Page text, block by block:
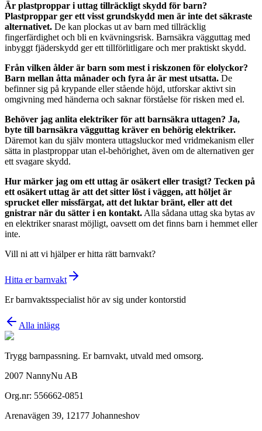
Är plastproppar i uttag tillräckligt skydd för barn?
Plastproppar ger ett visst grundskydd men är inte det säkraste
alternativet. De kan plockas ut av barn med tillräcklig
fingerfärdighet och bli en kvävningsrisk. Barnsäkra vägguttag med
inbyggt fjäderskydd ger ett tillförlitligare och mer praktiskt skydd.
Från vilken ålder är barn som mest i riskzonen för elolyckor?
Barn mellan åtta månader och fyra år är mest utsatta. De
befinner sig på krypande eller stående höjd, utforskar aktivt sin
omgivning med händerna och saknar förståelse för risken med el.
Behöver jag anlita elektriker för att barnsäkra uttagen? Ja,
byte till barnsäkra vägguttag kräver en behörig elektriker.
Däremot kan du själv montera uttagsluckor med vridmekanism eller
sätta in plastproppar utan el-behörighet, även om de alternativen ger
ett svagare skydd.
Hur märker jag om ett uttag är osäkert eller trasigt? Tecken på
ett osäkert uttag är att det sitter löst i väggen, att höljet är
sprucket eller missfärgat, att det luktar bränt, eller att det
gnistrar när du sätter i en kontakt. Alla sådana uttag ska bytas av
en elektriker snarast möjligt, oavsett om det finns barn i hemmet eller
inte.
Vill ni att vi hjälper er hitta rätt barnvakt?
Hitta er barnvakt
Er barnvaktsspecialist hör av sig under kontorstid
Alla inlägg
Trygg barnpassning. Er barnvakt, utvald med omsorg.
2007 NannyNu AB
Org.nr: 556662-0851
Arenavägen 39, 12177 Johanneshov